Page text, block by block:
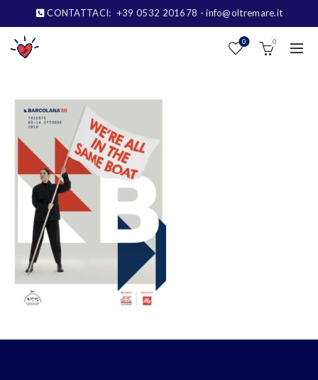
CONTATTACI: +39 0532 201678 - info@oltremare.it
0 0